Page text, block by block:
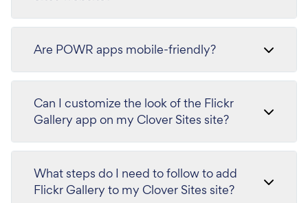
Are POWR apps mobile-friendly?
Can I customize the look of the Flickr
Gallery app on my Clover Sites site?
What steps do I need to follow to add
Flickr Gallery to my Clover Sites site?